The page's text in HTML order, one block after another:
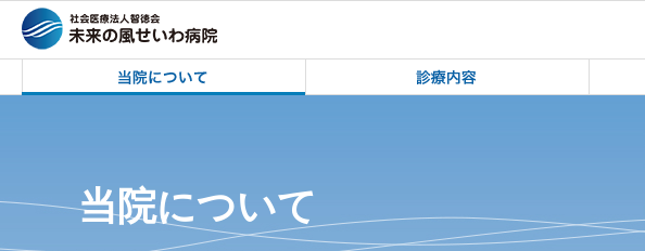
未来の風せいわ病院 | 岩手県高等学校教育研究会研究大会「
未来の風せいわ病院 | 岩手県
当院について